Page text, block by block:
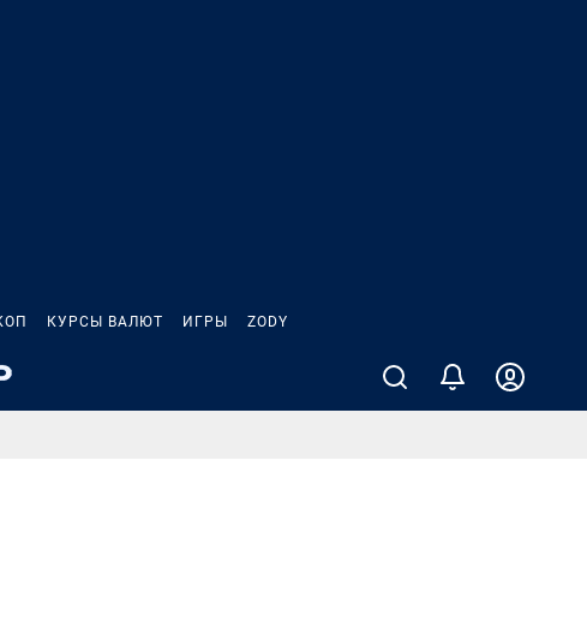
КУРСЫ ВАЛЮТ ИГРЫ ZODY